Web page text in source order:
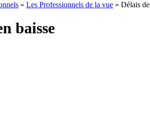
» Les Professionnels de la vue » Délais
baisse